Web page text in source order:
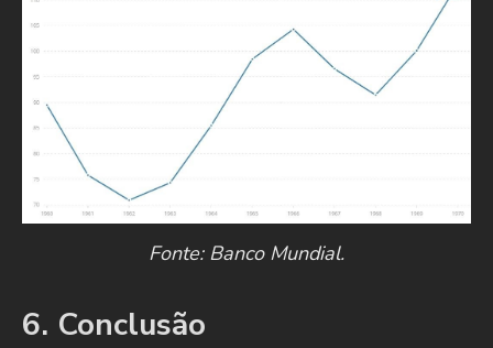
Fonte: Banco Mundial.
6. Conclusão